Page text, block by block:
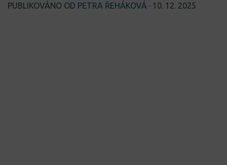
PUBLIKOVÁNO OD PETRA ŘEHÁKOVÁ · 10. 12. 2025